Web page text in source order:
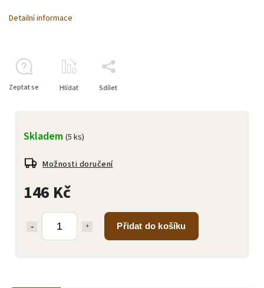
146 Kč
Přidat do košíku
Skladem (5 ks)
Možnosti doručení
Detailní informace
Zeptat se Hlídat Sdílet